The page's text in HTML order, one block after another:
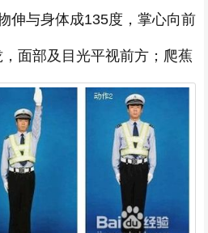
伸与身体成135度，掌心向前
面部及目光平视前方；爬蕉